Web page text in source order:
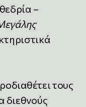
–
τους
διεθνούς